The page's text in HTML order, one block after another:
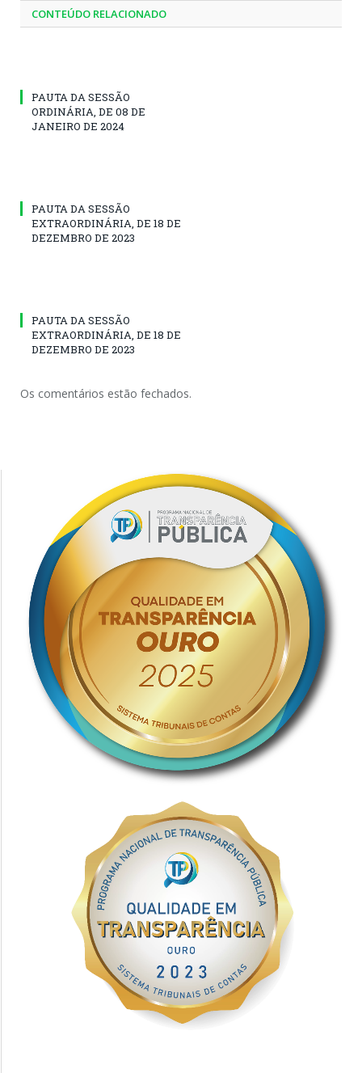
CONTEÚDO RELACIONADO
PAUTA DA SESSÃO
ORDINÁRIA, DE 08 DE
JANEIRO DE 2024
PAUTA DA SESSÃO
EXTRAORDINÁRIA, DE 18 DE
DEZEMBRO DE 2023
PAUTA DA SESSÃO
EXTRAORDINÁRIA, DE 18 DE
DEZEMBRO DE 2023
Os comentários estão fechados.